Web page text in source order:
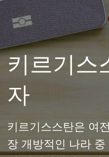
자
키르기스스탄은 여전히 이
장 개방적인 나라 중 하나로,
의 여행객에게 무비자 입국이
전자비자(e-Visa)와 대사관
자 발급도 가능합니다.